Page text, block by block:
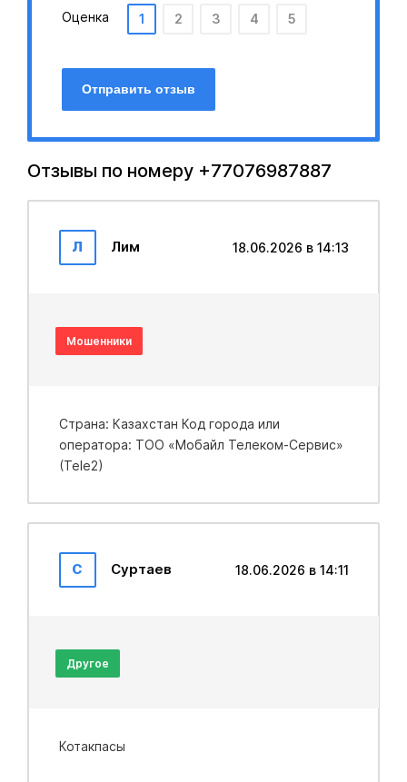
Оценка 1 2 3 4 5
Отправить отзыв
Отзывы по номеру +77076987887
Л Лим 18.06.2026 в 14:13
Мошенники
Страна: Казахстан Код города или
оператора: ТОО «Мобайл Телеком-Сервис»
(Tele2)
С Суртаев 18.06.2026 в 14:11
Другое
Котакпасы